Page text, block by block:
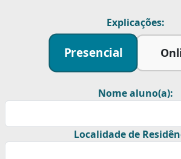
Explicações:
Presencial
Nome aluno(a):
Localidade de